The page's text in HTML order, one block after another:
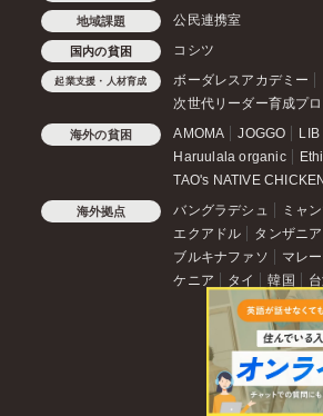
地域課題 公民連携室
国内の貧困 コシツ
起業支援・人材育成
ボーダレスアカデミー
次世代リーダー育成プロ
海外の貧困 AMOMA JOGGO LIB
Haruulala organic
TAO's NATIVE CHICKEN
海外拠点 バングラデシュ ミャ
エクアドル
タンザニア
ブルキナファソ
マレ
ケニア
タイ 韓国